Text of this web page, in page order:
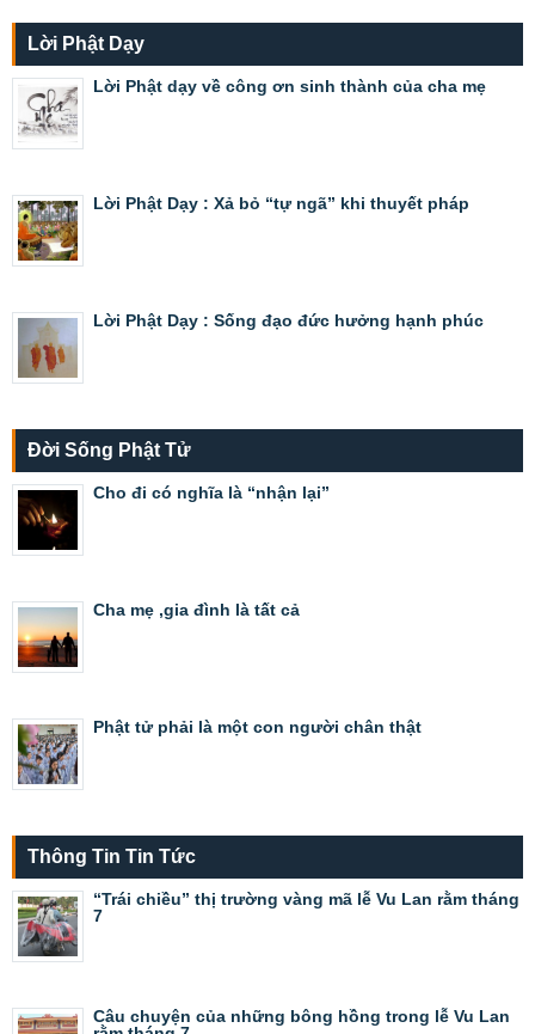
Lời Phật Dạy
Lời Phật dạy về công ơn sinh thành của cha mẹ
Lời Phật Dạy : Xả bỏ “tự ngã” khi thuyết pháp
Lời Phật Dạy : Sống đạo đức hưởng hạnh phúc
Đời Sống Phật Tử
Cho đi có nghĩa là “nhận lại”
Cha mẹ ,gia đình là tất cả
Phật tử phải là một con người chân thật
Thông Tin Tin Tức
“Trái chiều” thị trường vàng mã lễ Vu Lan rằm tháng
7
Câu chuyện của những bông hồng trong lễ Vu Lan